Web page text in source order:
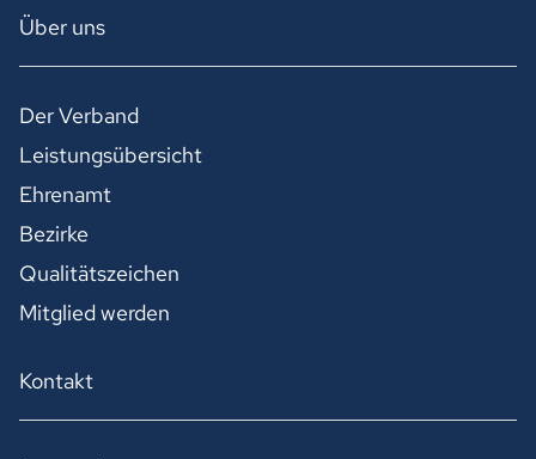
Über uns
Der Verband
Leistungsübersicht
Ehrenamt
Bezirke
Qualitätszeichen
Mitglied werden
Kontakt